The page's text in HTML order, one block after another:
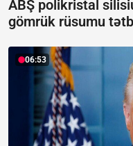
ABŞ polikristal
gömrük rüsumu
06:53